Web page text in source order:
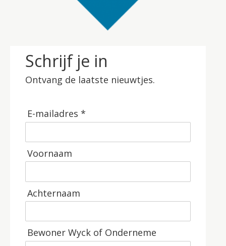
Schrijf je in
Ontvang de laatste nieuwtjes.
E-mailadres *
Voornaam
Achternaam
Bewoner Wyck of Onderneme